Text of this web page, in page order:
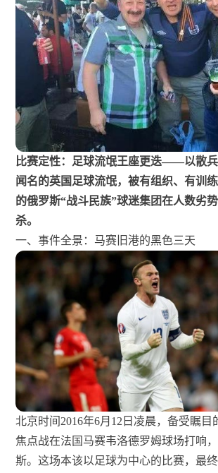
比赛定性：足球流氓王座更迭——以散
闻名的英国足球流氓，被有组织、有训
的俄罗斯“战斗民族”球迷集团在人数劣
杀。
一、事件全景：马赛旧港的黑色三天
北京时间2016年6月12日凌晨，备受瞩目
焦点战在法国马赛韦洛德罗姆球场打响
斯。这场本该以足球为中心的比赛，最